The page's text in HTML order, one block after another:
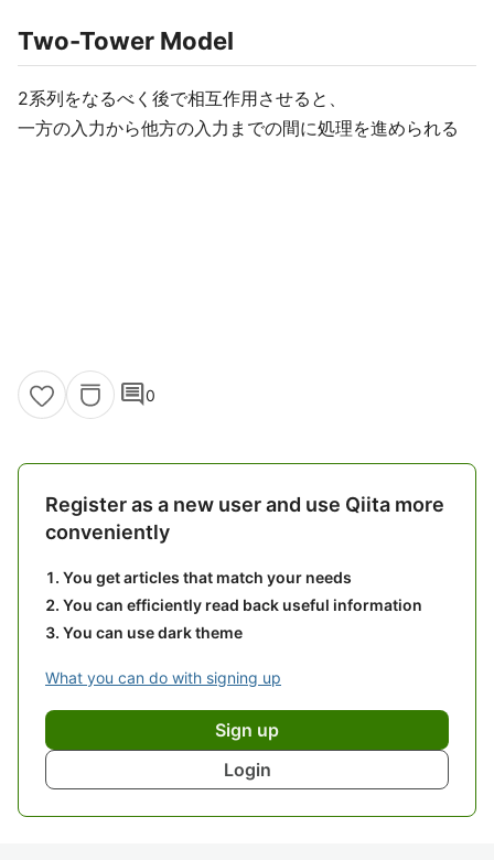
Two-Tower Model​
2系列をなるべく後で相互作用させると、​
一方の入力から他方の入力までの間に処理を進められる
comment0
Register as a new user and use Qiita more
conveniently
You get articles that match your needs
You can efficiently read back useful information
You can use dark theme
What you can do with signing up
Sign up
Login